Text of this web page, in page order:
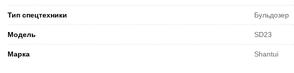
Тип спецтехники Бульдозер
Модель SD23
Марка Shantui